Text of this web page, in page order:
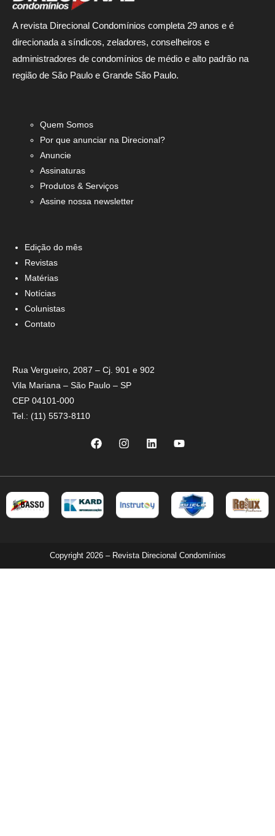
A revista Direcional Condomínios completa 29 anos e é
direcionada a síndicos, zeladores, conselheiros e
administradores de condomínios de médio e alto padrão na
região de São Paulo e Grande São Paulo.
Quem Somos
Por que anunciar na Direcional?
Anuncie
Assinaturas
Produtos & Serviços
Assine nossa newsletter
Edição do mês
Revistas
Matérias
Notícias
Colunistas
Contato
Rua Vergueiro, 2087 – Cj. 901 e 902
Vila Mariana – São Paulo – SP
CEP 04101-000
Tel.: (11) 5573-8110
Copyright 2026 – Revista Direcional Condomínios